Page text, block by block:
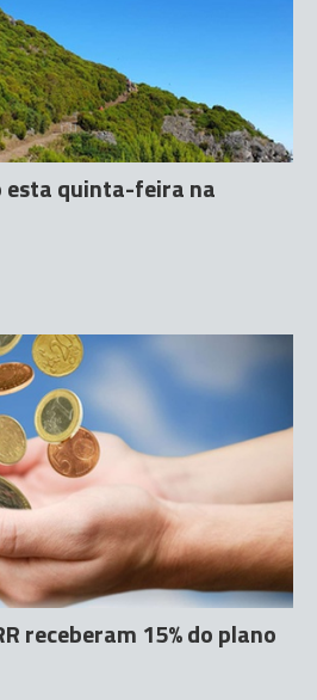
esta quinta-feira na
receberam 15% do plano